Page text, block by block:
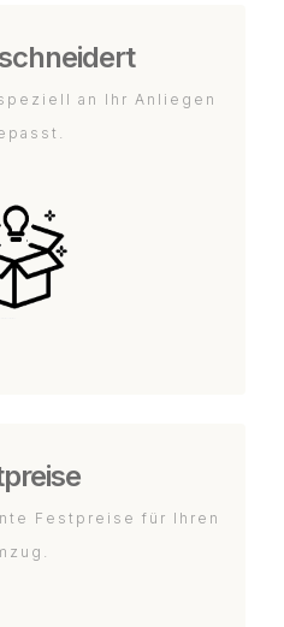
an Ihr Anliegen
Festpreise für Ihren